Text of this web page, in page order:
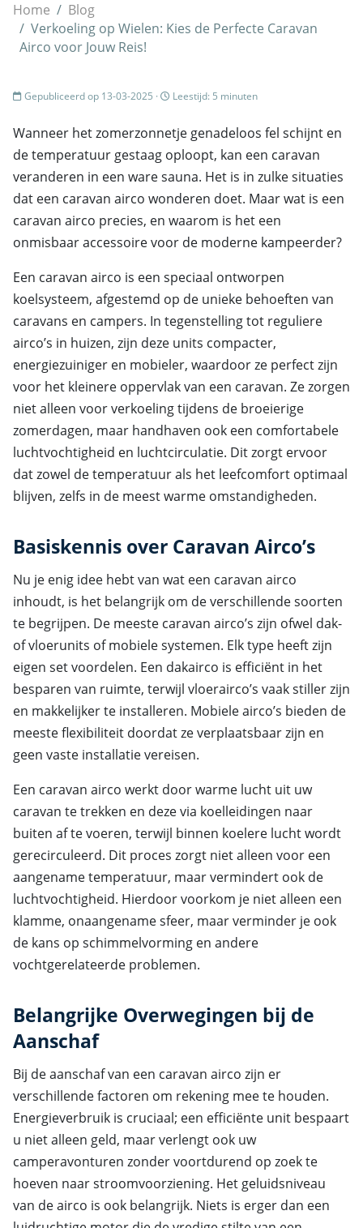
Home
Blog
Verkoeling op Wielen: Kies de Perfecte Caravan
Airco voor Jouw Reis!
Gepubliceerd op 13-03-2025 · Leestijd: 5 minuten
Wanneer het zomerzonnetje genadeloos fel schijnt en
de temperatuur gestaag oploopt, kan een caravan
veranderen in een ware sauna. Het is in zulke situaties
dat een caravan airco wonderen doet. Maar wat is een
caravan airco precies, en waarom is het een
onmisbaar accessoire voor de moderne kampeerder?
Een caravan airco is een speciaal ontworpen
koelsysteem, afgestemd op de unieke behoeften van
caravans en campers. In tegenstelling tot reguliere
airco’s in huizen, zijn deze units compacter,
energiezuiniger en mobieler, waardoor ze perfect zijn
voor het kleinere oppervlak van een caravan. Ze zorgen
niet alleen voor verkoeling tijdens de broeierige
zomerdagen, maar handhaven ook een comfortabele
luchtvochtigheid en luchtcirculatie. Dit zorgt ervoor
dat zowel de temperatuur als het leefcomfort optimaal
blijven, zelfs in de meest warme omstandigheden.
Basiskennis over Caravan Airco’s
Nu je enig idee hebt van wat een caravan airco
inhoudt, is het belangrijk om de verschillende soorten
te begrijpen. De meeste caravan airco’s zijn ofwel dak-
of vloerunits of mobiele systemen. Elk type heeft zijn
eigen set voordelen. Een dakairco is efficiënt in het
besparen van ruimte, terwijl vloerairco’s vaak stiller zijn
en makkelijker te installeren. Mobiele airco’s bieden de
meeste flexibiliteit doordat ze verplaatsbaar zijn en
geen vaste installatie vereisen.
Een caravan airco werkt door warme lucht uit uw
caravan te trekken en deze via koelleidingen naar
buiten af te voeren, terwijl binnen koelere lucht wordt
gerecirculeerd. Dit proces zorgt niet alleen voor een
aangename temperatuur, maar vermindert ook de
luchtvochtigheid. Hierdoor voorkom je niet alleen een
klamme, onaangename sfeer, maar verminder je ook
de kans op schimmelvorming en andere
vochtgerelateerde problemen.
Belangrijke Overwegingen bij de
Aanschaf
Bij de aanschaf van een caravan airco zijn er
verschillende factoren om rekening mee te houden.
Energieverbruik is cruciaal; een efficiënte unit bespaart
u niet alleen geld, maar verlengt ook uw
camperavonturen zonder voortdurend op zoek te
hoeven naar stroomvoorziening. Het geluidsniveau
van de airco is ook belangrijk. Niets is erger dan een